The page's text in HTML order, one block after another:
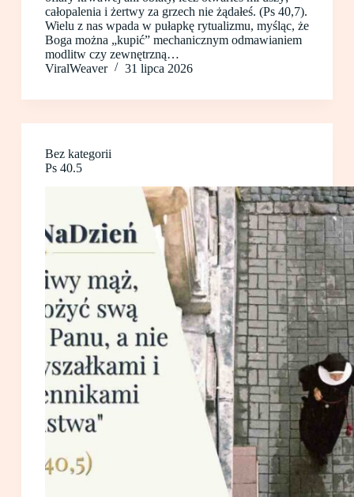
całopalenia i żertwy za grzech nie żądałeś. (Ps 40,7).
Wielu z nas wpada w pułapkę rytualizmu, myśląc, że
Boga można „kupić” mechanicznym odmawianiem
modlitw czy zewnętrzną…
ViralWeaver
31 lipca 2026
Bez kategorii
Ps 40.5